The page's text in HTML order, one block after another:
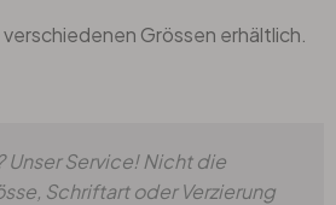
Grössen erhältlich.
Unser Service! Nicht die
Schriftart oder Verzierung